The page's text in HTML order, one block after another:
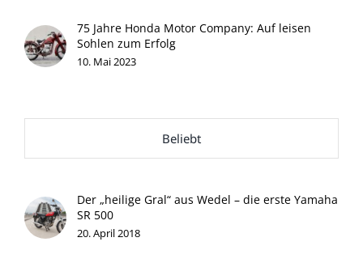
75 Jahre Honda Motor Company: Auf leisen
Sohlen zum Erfolg
10. Mai 2023
Beliebt
Der „heilige Gral“ aus Wedel – die erste Yamaha
SR 500
20. April 2018